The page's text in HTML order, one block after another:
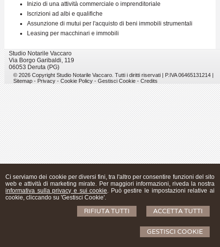
Ci serviamo dei cookie per diversi fini, tra l'altro per consentire funzioni del sito
web e attività di marketing mirate. Per maggiori informazioni, riveda la nostra
informativa sulla privacy e sui cookie. Può gestire le impostazioni relative ai
cookie, cliccando su 'Gestisci Cookie'.
ACCETTA TUTTI
RIFIUTA TUTTI
GESTISCI COOKIE
Inizio di una attività commerciale o imprenditoriale
Iscrizioni ad albi e qualifiche
Assunzione di mutui per l'acquisto di beni immobili strumentali
Leasing per macchinari e immobili
Studio Notarile Vaccaro
Via Borgo Garibaldi, 119
06053 Deruta (PG)
© 2026 Copyright Studio Notarile Vaccaro. Tutti i diritti riservati | P.IVA 06465131214 |
Sitemap- Privacy- Cookie Policy- Gestisci Cookie- Credits